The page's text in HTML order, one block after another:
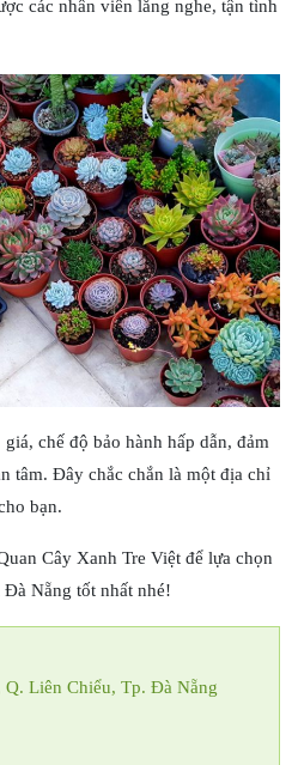
các nhân viên lắng nghe, tận tình
chế độ bảo hành hấp dẫn, đảm
tâm. Đây chắc chắn là một địa chỉ
bạn.
Cây Xanh Tre Việt để lựa chọn
Nẵng tốt nhất nhé!
Liên Chiểu, Tp. Đà Nẵng